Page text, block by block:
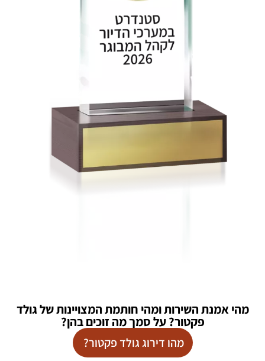
מהי אמנת השירות ומהי חותמת המצויינות של גולד
פקטור? על סמך מה זוכים בהן?
מהו דירוג גולד פקטור?